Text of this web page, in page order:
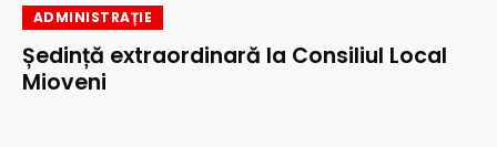
ADMINISTRAȚIE
Ședință extraordinară la Consiliul Local
Mioveni